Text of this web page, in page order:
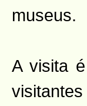
museus.
A visita